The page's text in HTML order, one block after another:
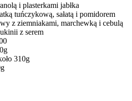
i plasterkami jabłka
tuńczykową, sałatą i pomidorem
z ziemniakami, marchewką i cebulą
z serem
310g